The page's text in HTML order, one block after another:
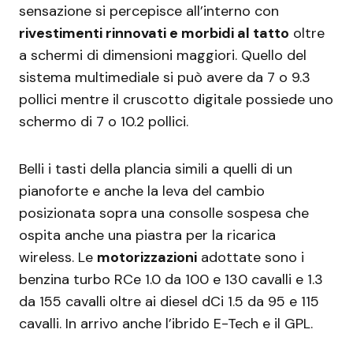
sensazione si percepisce all’interno con
rivestimenti rinnovati e morbidi al tatto oltre
a schermi di dimensioni maggiori. Quello del
sistema multimediale si può avere da 7 o 9.3
pollici mentre il cruscotto digitale possiede uno
schermo di 7 o 10.2 pollici.
Belli i tasti della plancia simili a quelli di un
pianoforte e anche la leva del cambio
posizionata sopra una consolle sospesa che
ospita anche una piastra per la ricarica
wireless. Le motorizzazioni adottate sono i
benzina turbo RCe 1.0 da 100 e 130 cavalli e 1.3
da 155 cavalli oltre ai diesel dCi 1.5 da 95 e 115
cavalli. In arrivo anche l’ibrido E-Tech e il GPL.